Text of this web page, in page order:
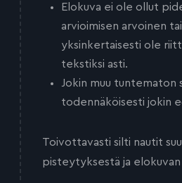
Elokuva ei ole ollut
arvioimisen arvoinen
yksinkertaisesti ole
tekstiksi asti.
Jokin muu tuntematon
todennäköisesti jokin
Toivottavasti silti nautit
pisteytyksestä ja